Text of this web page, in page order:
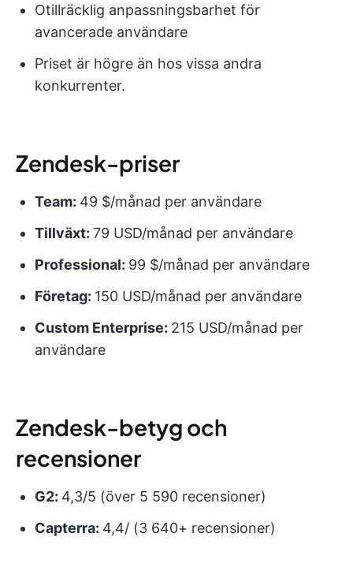
Otillräcklig anpassningsbarhet för
avancerade användare
Priset är högre än hos vissa andra
konkurrenter.
Zendesk-priser
Team: 49 $/månad per användare
Tillväxt: 79 USD/månad per användare
Professional: 99 $/månad per användare
Företag: 150 USD/månad per användare
Custom Enterprise: 215 USD/månad per
användare
Zendesk-betyg och
recensioner
G2: 4,3/5 (över 5 590 recensioner)
Capterra: 4,4/ (3 640+ recensioner)